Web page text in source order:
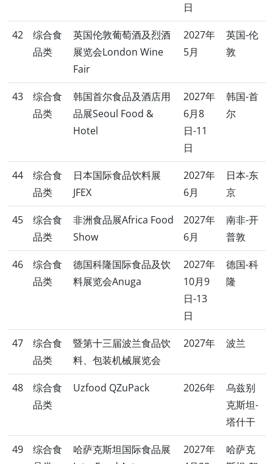
日
42
综合食
品类
英国伦敦葡萄酒及烈酒
展览会London Wine
Fair
2027年
5月
英国-伦
敦
43
综合食
品类
韩国首尔食品及酒店用
品展Seoul Food &
Hotel
2027年
6月8
日-11
日
韩国-首
尔
44
综合食
品类
日本国际食品饮料展
JFEX
2027年
6月
日本-东
京
45
综合食
品类
非洲食品展Africa Food
Show
2027年
6月
南非-开
普敦
46
综合食
品类
德国科隆国际食品及饮
料展览会Anuga
2027年
10月9
日-13
日
德国-科
隆
47
综合食
品类
暨第十三届波兰食品饮
料、包装机械展览会
2027年 波兰
48
综合食
品类
Uzfood QZuPack 2026年
乌兹别
克斯坦-
塔什干
49
综合食
哈萨克斯坦国际食品展
2027年
哈萨克